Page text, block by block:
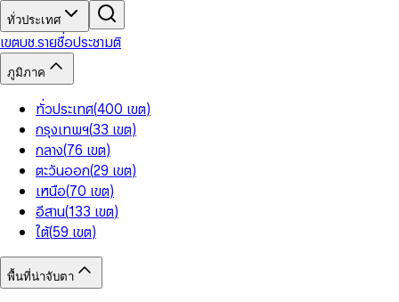
ทั่วประเทศ
เขตบช.รายชื่อประชามติ
ภูมิภาค
ทั่วประเทศ(400 เขต)
กรุงเทพฯ(33 เขต)
กลาง(76 เขต)
ตะวันออก(29 เขต)
เหนือ(70 เขต)
อีสาน(133 เขต)
ใต้(59 เขต)
พื้นที่น่าจับตา